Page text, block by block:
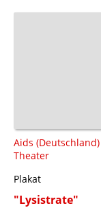
Aids (Deutschland)
Theater
Plakat
"Lysistrate"